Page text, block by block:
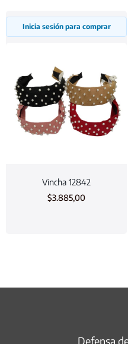
Inicia sesión para comprar
Vincha 12842
$3.885,00
Defensa